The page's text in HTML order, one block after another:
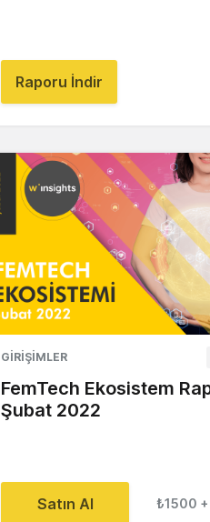
Raporu İndir
GIRIŞIMLER
FemTech Ekosistem
Şubat 2022
Satın Al ₺1500